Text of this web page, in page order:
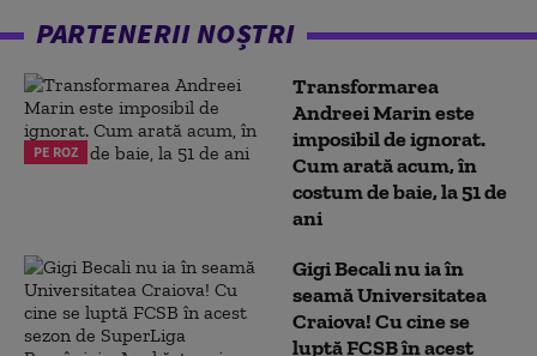
PARTENERII NOȘTRI
PE ROZ
Transformarea
Andreei Marin este
imposibil de ignorat.
Cum arată acum, în
costum de baie, la 51 de
ani
Gigi Becali nu ia în
seamă Universitatea
Craiova! Cu cine se
luptă FCSB în acest